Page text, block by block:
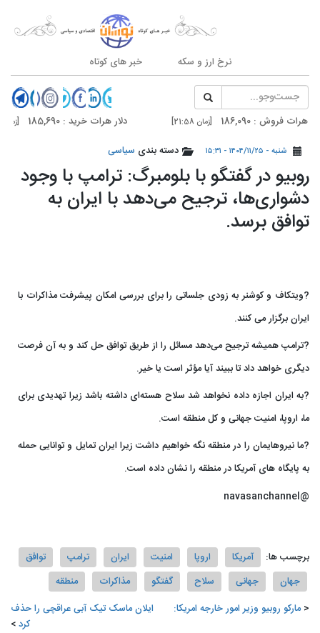
نرخ ارز و سکه خبر های کوتاه
: 186,090 [زمان 21:58] دلار هرات خرید : 185,690 [زمان 21:58]
: 187,500 [زمان 20:59] دلار تهران خرید : 187,100 شنبه - ۱۴۰۴/۱۱/۲۵ - ۱۵:۳۱ دسته بندی سیاسی
روبیو در گفتگو با بلومبرگ: ترامپ با وجود
دشواری‌ها، ترجیح می‌دهد با ایران به
توافق برسد.
?ویتکاف و کوشنر به زودی جلساتی را برای بررسی امکان پیشرفت مذاکرات با
ایران برگزار می کنند.
?ترامپ همیشه ترجیح می‌دهد مسائل را از طریق توافق حل کند و به آن فرصت
دیگری خواهد داد تا ببیند آیا مؤثر است یا خیر.
?به ایران اجازه داده نخواهد شد سلاح هسته‌ای داشته باشد زیرا تهدیدی برای
ما، اروپا، امنیت جهانی و کل منطقه است.
?ما نیروهایمان را در منطقه نگه خواهیم داشت زیرا ایران تمایل و توانایی حمله
به پایگاه های آمریکا در منطقه را نشان داده است.
@navasanchannel
برچسب ها: آمریکا اروپا امنیت ایران ترامپ
توافق
جهان
جهانی سلاح گفتگو مذاکرات
منطقه
مارکو روبیو وزیر امور خارجه امریکا:
ایلان ماسک تیک آبی عراقچی را حذف
کرد